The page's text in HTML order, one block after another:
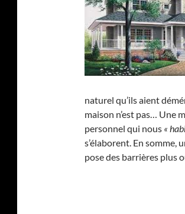
naturel qu’ils aient
maison n’est pas… Une
personnel qui nous «
s’élaborent. En somme,
pose des barrières plus